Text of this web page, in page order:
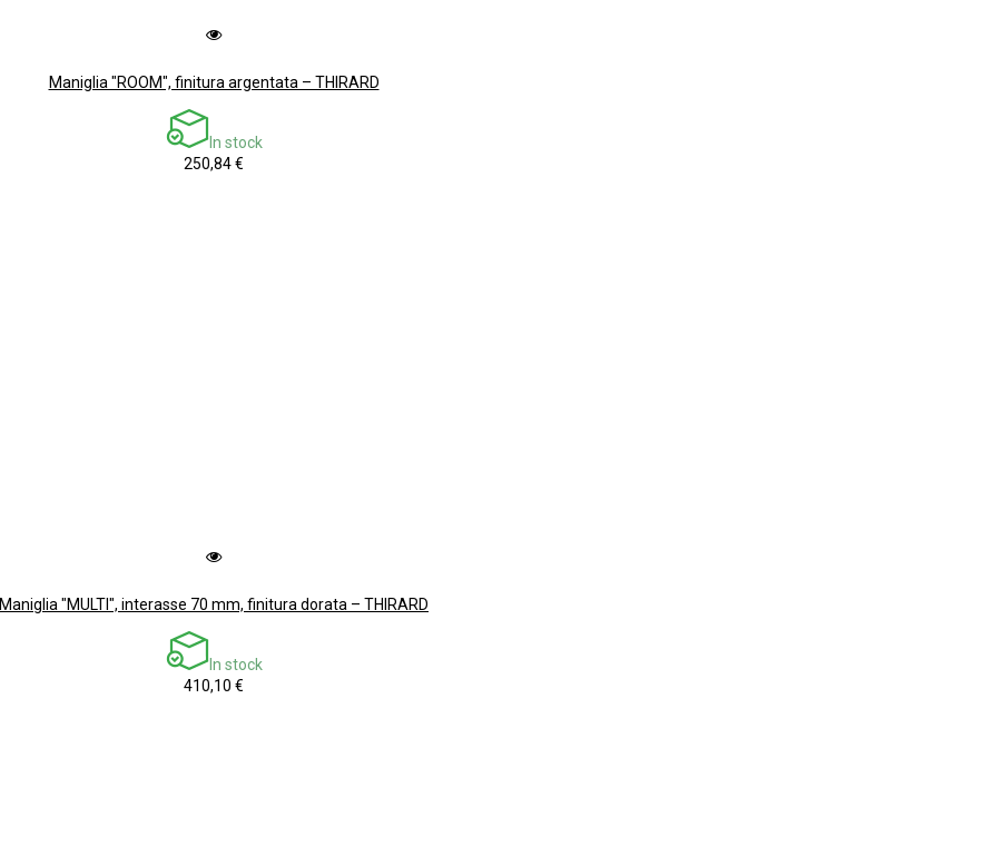
Maniglia "ROOM", finitura argentata – THIRARD
In stock
250,84 €
Maniglia "MULTI", interasse 70 mm, finitura dorata – THIRARD
In stock
410,10 €